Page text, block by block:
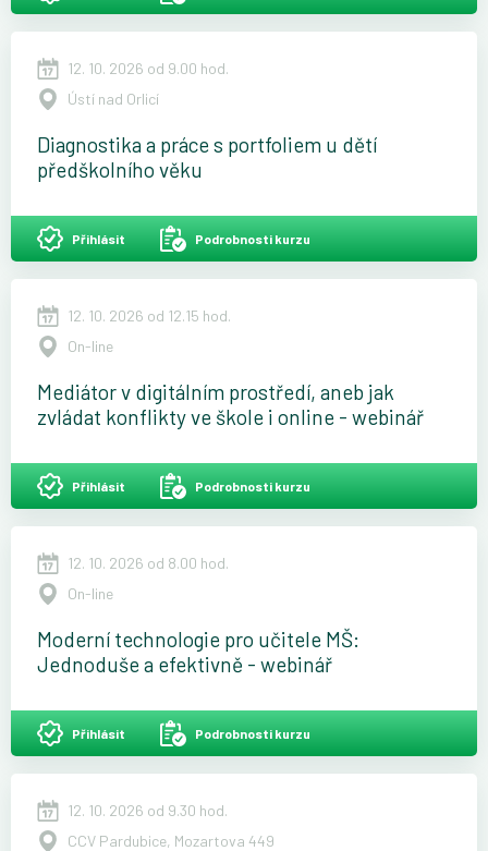
12. 10. 2026 od 9.00 hod.
Ústí nad Orlicí
Diagnostika a práce s portfoliem u dětí
předškolního věku
Přihlásit Podrobnosti kurzu
12. 10. 2026 od 12.15 hod.
On-line
Mediátor v digitálním prostředí, aneb jak
zvládat konflikty ve škole i online - webinář
Přihlásit Podrobnosti kurzu
12. 10. 2026 od 8.00 hod.
On-line
Moderní technologie pro učitele MŠ:
Jednoduše a efektivně - webinář
Přihlásit Podrobnosti kurzu
12. 10. 2026 od 9.30 hod.
CCV Pardubice, Mozartova 449